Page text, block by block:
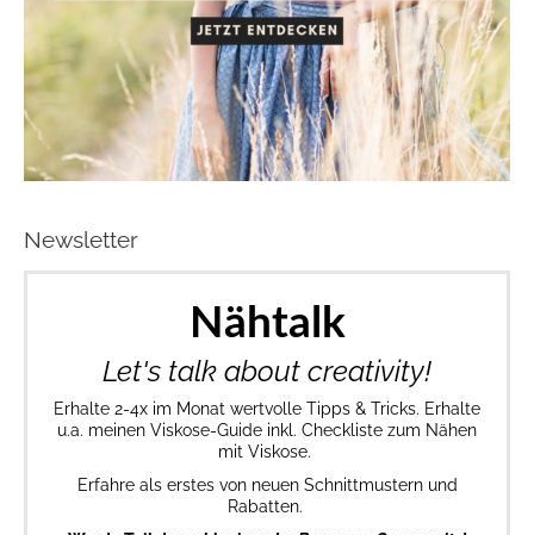
Newsletter
Nähtalk
Let's talk about creativity!
Erhalte 2-4x im Monat wertvolle Tipps & Tricks. Erhalte
u.a. meinen Viskose-Guide inkl. Checkliste zum Nähen
mit Viskose.
Erfahre als erstes von neuen Schnittmustern und
Rabatten.